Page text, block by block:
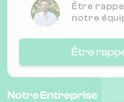
63 r albert varnet
Chauffage individuel
Nombre de lots : 21
Être
notre
Être
Notre Entreprise